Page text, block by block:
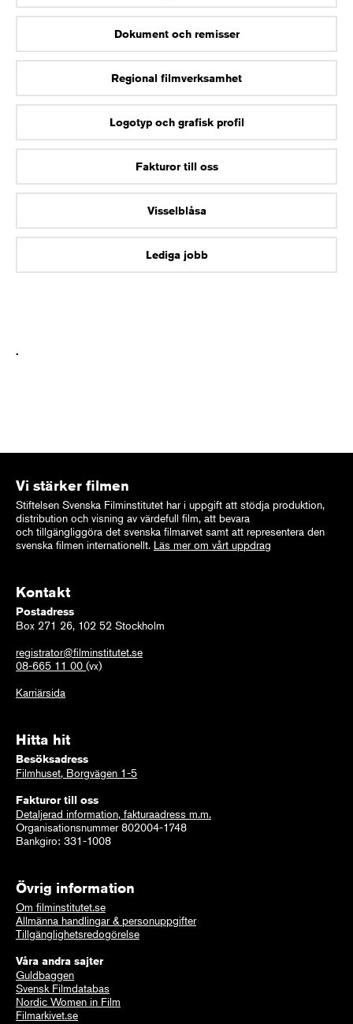
Dokument och remisser
Regional filmverksamhet
Logotyp och grafisk profil
Fakturor till oss
Visselblåsa
Lediga jobb
.
Vi stärker filmen
Stiftelsen Svenska Filminstitutet har i uppgift att stödja produktion,
distribution och visning av värdefull film, att bevara
och tillgängliggöra det svenska filmarvet samt att representera den
svenska filmen internationellt. Läs mer om vårt uppdrag
Kontakt
Postadress
Box 271 26, 102 52 Stockholm
registrator@filminstitutet.se
08-665 11 00 (vx)
Karriärsida
Hitta hit
Besöksadress
Filmhuset, Borgvägen 1-5
Fakturor till oss
Detaljerad information, fakturaadress m.m.
Organisationsnummer 802004-1748
Bankgiro: 331-1008
Övrig information
Om filminstitutet.se
Allmänna handlingar & personuppgifter
Tillgänglighetsredogörelse
Våra andra sajter
Guldbaggen
Svensk Filmdatabas
Nordic Women in Film
Filmarkivet.se